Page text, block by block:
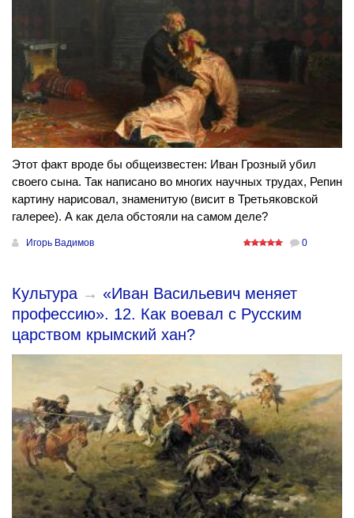
Этот факт вроде бы общеизвестен: Иван Грозный убил
своего сына. Так написано во многих научных трудах, Репин
картину нарисовал, знаменитую (висит в Третьяковской
галерее). А как дела обстояли на самом деле?
Игорь Вадимов 0
Культура→ «Иван Васильевич меняет
профессию». 12. Как воевал с Русским
царством крымский хан?